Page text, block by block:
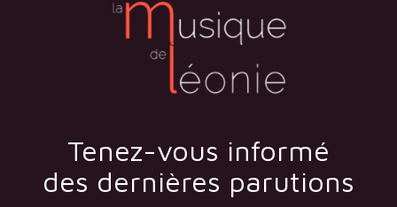
Tenez-vous informé
des dernières parutions